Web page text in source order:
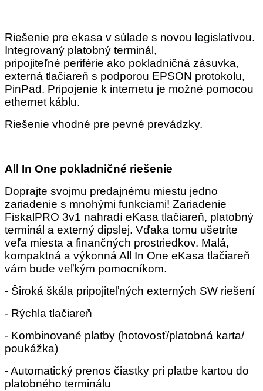
Riešenie pre ekasa v súlade s novou legislatívou.
Integrovaný platobný terminál,
pripojiteľné periférie ako pokladničná zásuvka,
externá tlačiareň s podporou EPSON protokolu,
PinPad. Pripojenie k internetu je možné pomocou
ethernet káblu.
Riešenie vhodné pre pevné prevádzky.
All In One pokladničné riešenie
Doprajte svojmu predajnému miestu jedno
zariadenie s mnohými funkciami! Zariadenie
FiskalPRO 3v1 nahradí eKasa tlačiareň, platobný
terminál a externý dipslej. Vďaka tomu ušetríte
veľa miesta a finančných prostriedkov. Malá,
kompaktná a výkonná All In One eKasa tlačiareň
vám bude veľkým pomocníkom.
- Široká škála pripojiteľných externých SW riešení
- Rýchla tlačiareň
- Kombinované platby (hotovosť/platobná karta/
poukážka)
- Automatický prenos čiastky pri platbe kartou do
platobného terminálu